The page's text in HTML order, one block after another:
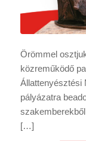
Örömmel
közreműködő
Állattenyésztési
pályázatra
[…]